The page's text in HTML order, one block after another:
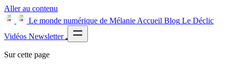
Aller au contenu
Le monde numérique de Mélanie Accueil Blog Le Déclic
Vidéos Newsletter
Sur cette page